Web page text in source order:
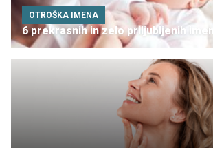
OTROŠKA IMENA
6 prekrasnih in zelo priljubljenih imen